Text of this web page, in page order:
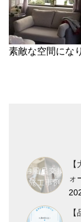
素敵な空間にな
ォ